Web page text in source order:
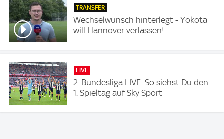
TRANSFER
Wechselwunsch hinterlegt - Yokota
will Hannover verlassen!
LIVE
2. Bundesliga LIVE: So siehst Du den
1. Spieltag auf Sky Sport